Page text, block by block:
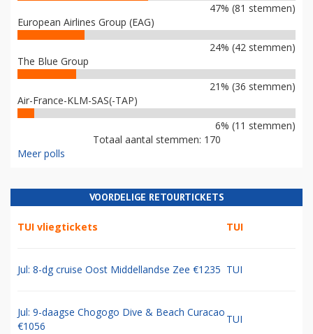
47% (81 stemmen)
European Airlines Group (EAG)
24% (42 stemmen)
The Blue Group
21% (36 stemmen)
Air-France-KLM-SAS(-TAP)
6% (11 stemmen)
Totaal aantal stemmen: 170
Meer polls
VOORDELIGE RETOURTICKETS
TUI vliegtickets TUI
Jul: 8-dg cruise Oost Middellandse Zee €1235 TUI
Jul: 9-daagse Chogogo Dive & Beach Curacao
€1056
TUI